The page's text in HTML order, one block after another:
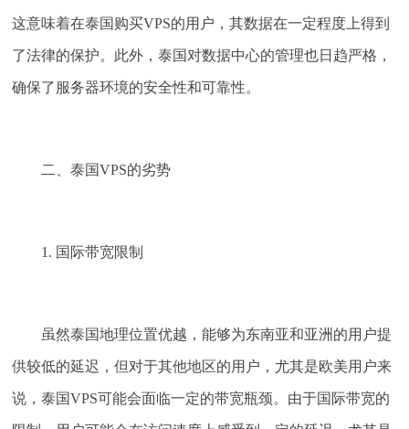
这意味着在泰国购买VPS的用户，其数据在一定程度上得到
了法律的保护。此外，泰国对数据中心的管理也日趋严格，
确保了服务器环境的安全性和可靠性。
二、泰国VPS的劣势
1. 国际带宽限制
虽然泰国地理位置优越，能够为东南亚和亚洲的用户提
供较低的延迟，但对于其他地区的用户，尤其是欧美用户来
说，泰国VPS可能会面临一定的带宽瓶颈。由于国际带宽的